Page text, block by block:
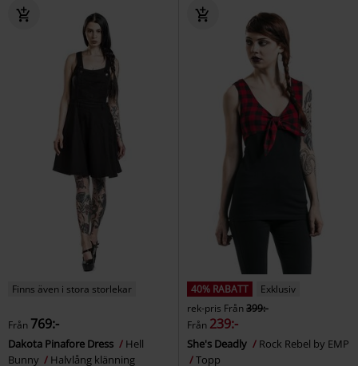
Finns även i stora storlekar
Från 769:-
Dakota Pinafore Dress
Hell
Bunny
Halvlång klänning
40% RABATT
Exklusiv
rek-pris Från399:-
Från 239:-
She's Deadly
Rock Rebel by EMP
Topp